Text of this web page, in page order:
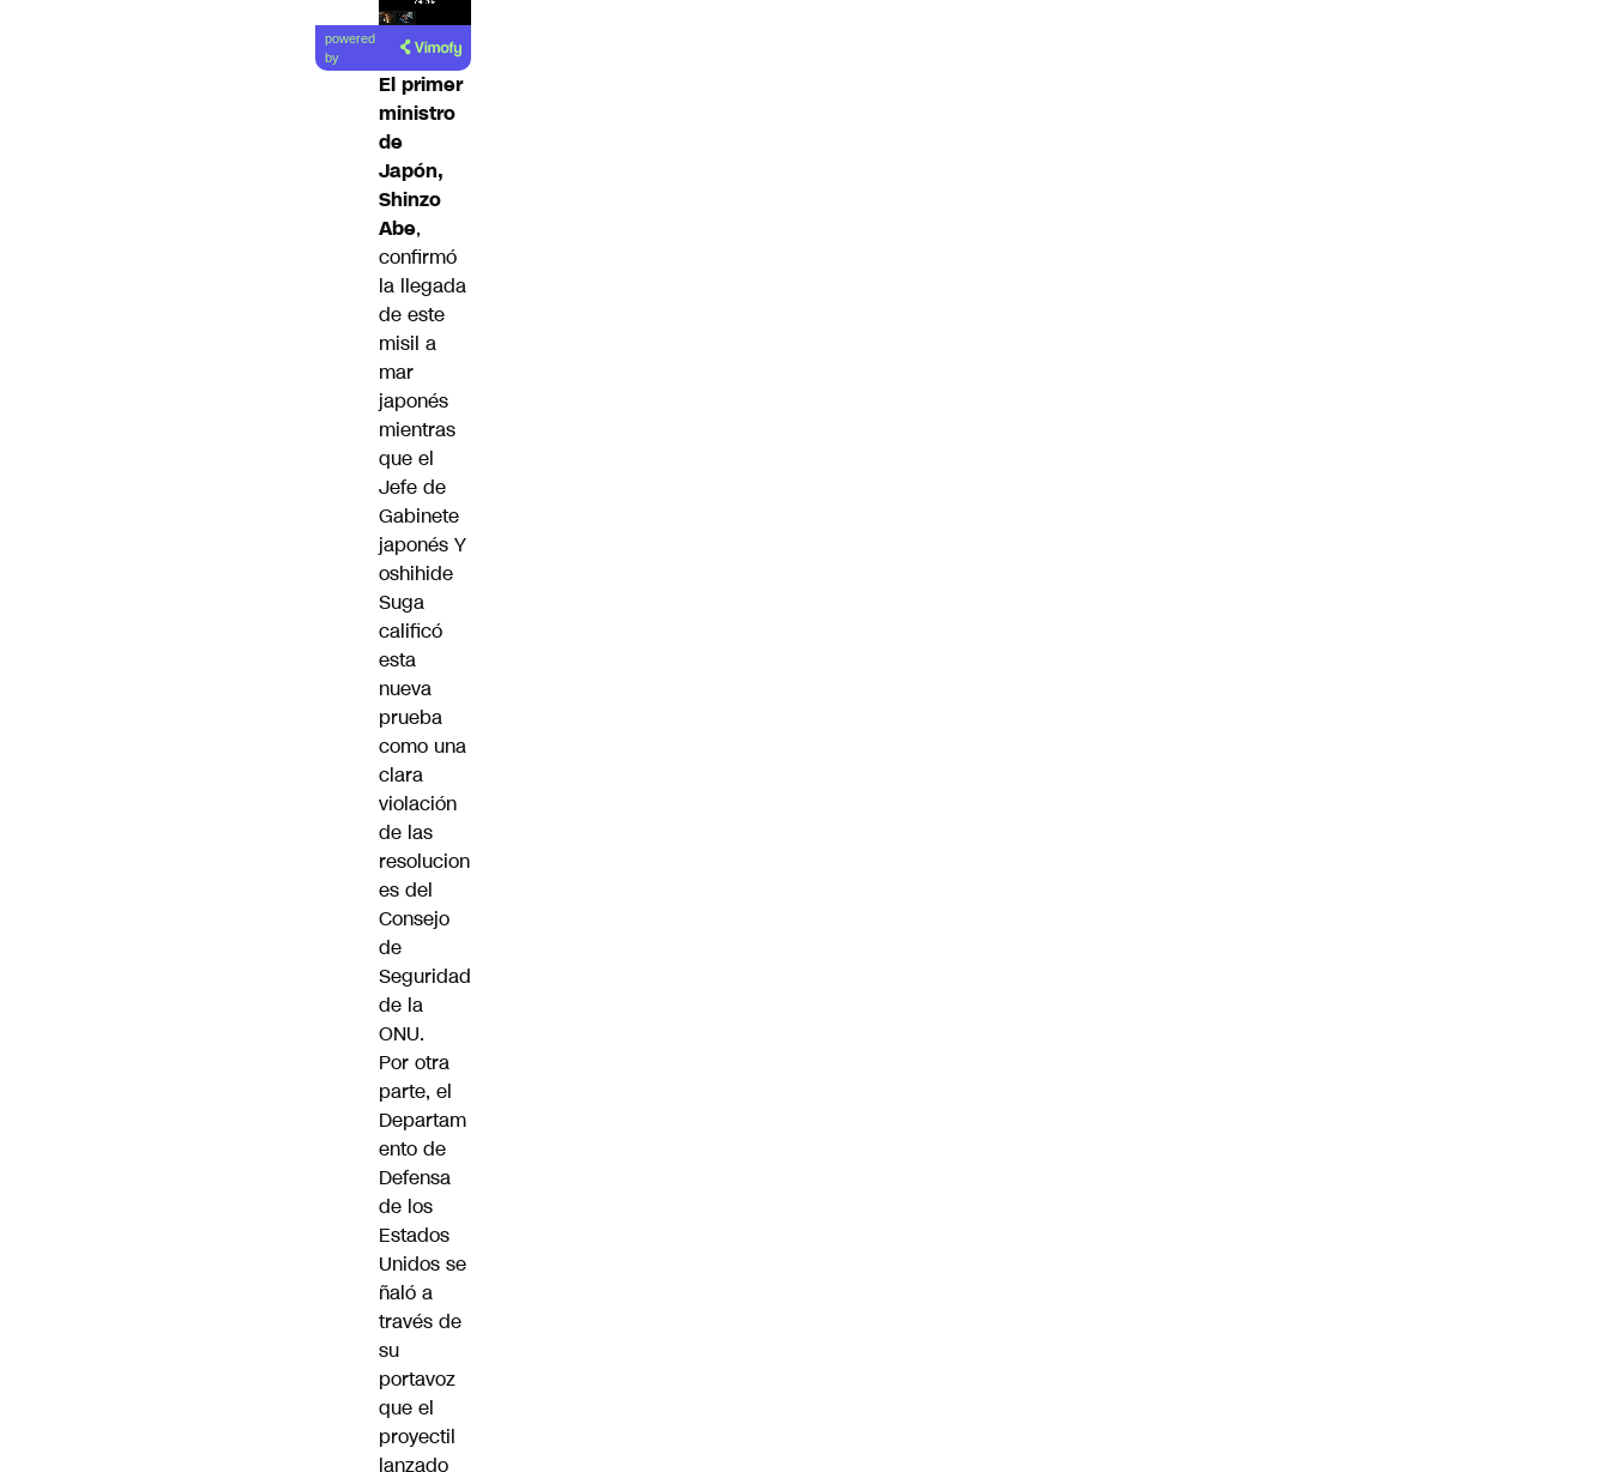
Lea el
artículo
powered
by
El primer
ministro
de
Japón,
Shinzo
Abe,
confirmó
la llegada
de este
misil a
mar
japonés
mientras
que el
Jefe de
Gabinete
japonés Y
oshihide
Suga
calificó
esta
nueva
prueba
como una
clara
violación
de las
resolucion
es del
Consejo
de
Seguridad
de la
ONU.
Por otra
parte, el
Departam
ento de
Defensa
de los
Estados
Unidos se
ñaló a
través de
su
portavoz
que el
proyectil
lanzado